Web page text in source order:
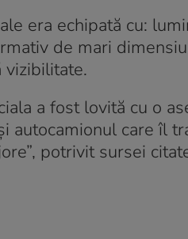
era echipată cu:
de mari
vizibilitate.
a fost lovită cu o
autocamionul care îl
potrivit sursei